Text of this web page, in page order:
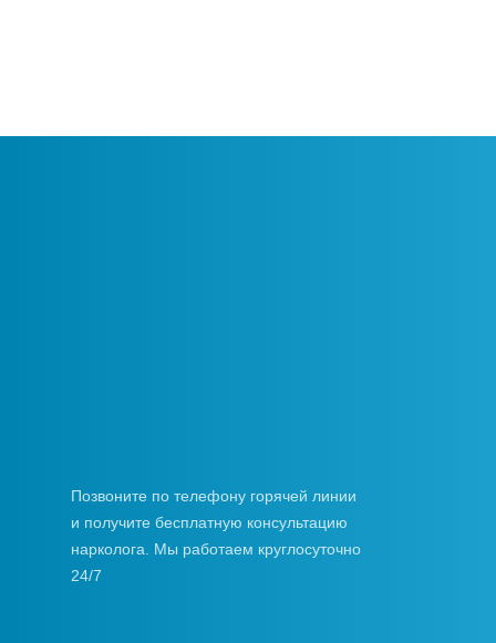
Позвоните по телефону горячей линии
и получите бесплатную консультацию
нарколога. Мы работаем круглосуточно
24/7